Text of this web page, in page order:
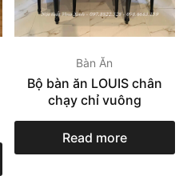
Bàn Ăn
Bộ bàn ăn LOUIS chân
chạy chỉ vuông
Read more